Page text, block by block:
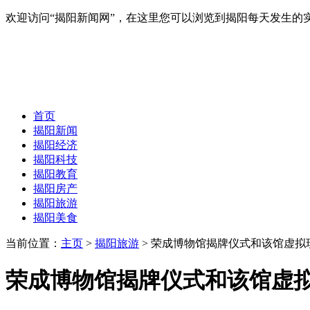
欢迎访问“揭阳新闻网”，在这里您可以浏览到揭阳每天发生
首页
揭阳新闻
揭阳经济
揭阳科技
揭阳教育
揭阳房产
揭阳旅游
揭阳美食
当前位置： 主页 > 揭阳旅游 > 荣成博物馆揭牌仪式和该馆虚
荣成博物馆揭牌仪式和该馆虚